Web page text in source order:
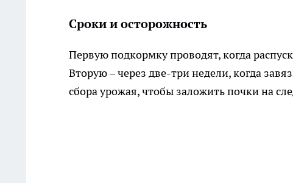
Сроки и осторожность
Первую подкормку проводят, когда
Вторую – через две-три недели, когда
сбора урожая, чтобы заложить почки на